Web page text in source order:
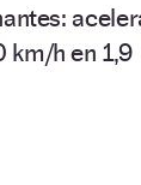
km/h en 1,9